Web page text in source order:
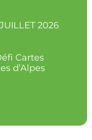
2026
Cartes
d’Alpes